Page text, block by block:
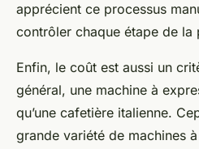
apprécient ce processus
contrôler chaque étape de la
Enfin, le coût est aussi un
général, une machine à
qu’une cafetière italienne.
grande variété de machines